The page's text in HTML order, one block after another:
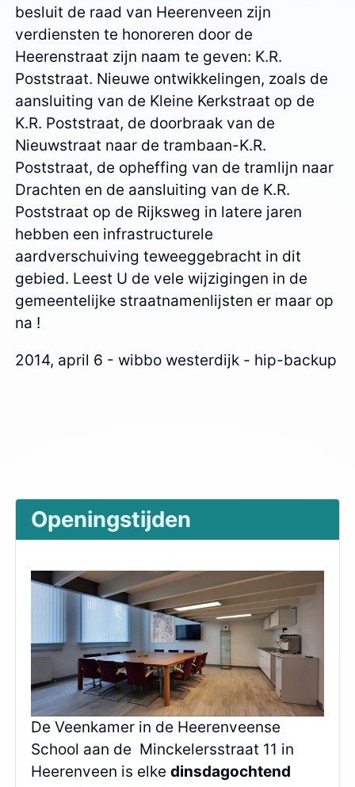
besluit de raad van Heerenveen zijn
verdiensten te honoreren door de
Heerenstraat zijn naam te geven: K.R.
Poststraat. Nieuwe ontwikkelingen, zoals de
aansluiting van de Kleine Kerkstraat op de
K.R. Poststraat, de doorbraak van de
Nieuwstraat naar de trambaan-K.R.
Poststraat, de opheffing van de tramlijn naar
Drachten en de aansluiting van de K.R.
Poststraat op de Rijksweg in latere jaren
hebben een infrastructurele
aardverschuiving teweeggebracht in dit
gebied. Leest U de vele wijzigingen in de
gemeentelijke straatnamenlijsten er maar op
na !
2014, april 6 - wibbo westerdijk - hip-backup
Openingstijden
De Veenkamer in de Heerenveense
School aan de Minckelersstraat 11 in
Heerenveen is elke dinsdagochtend